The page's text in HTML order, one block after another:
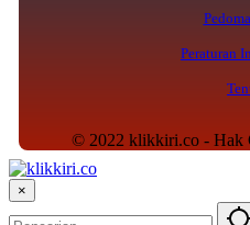
Peraturan
© 2022 klikkiri.co - Hak
×